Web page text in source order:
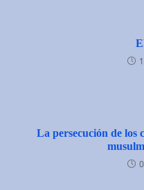
La persecución de los